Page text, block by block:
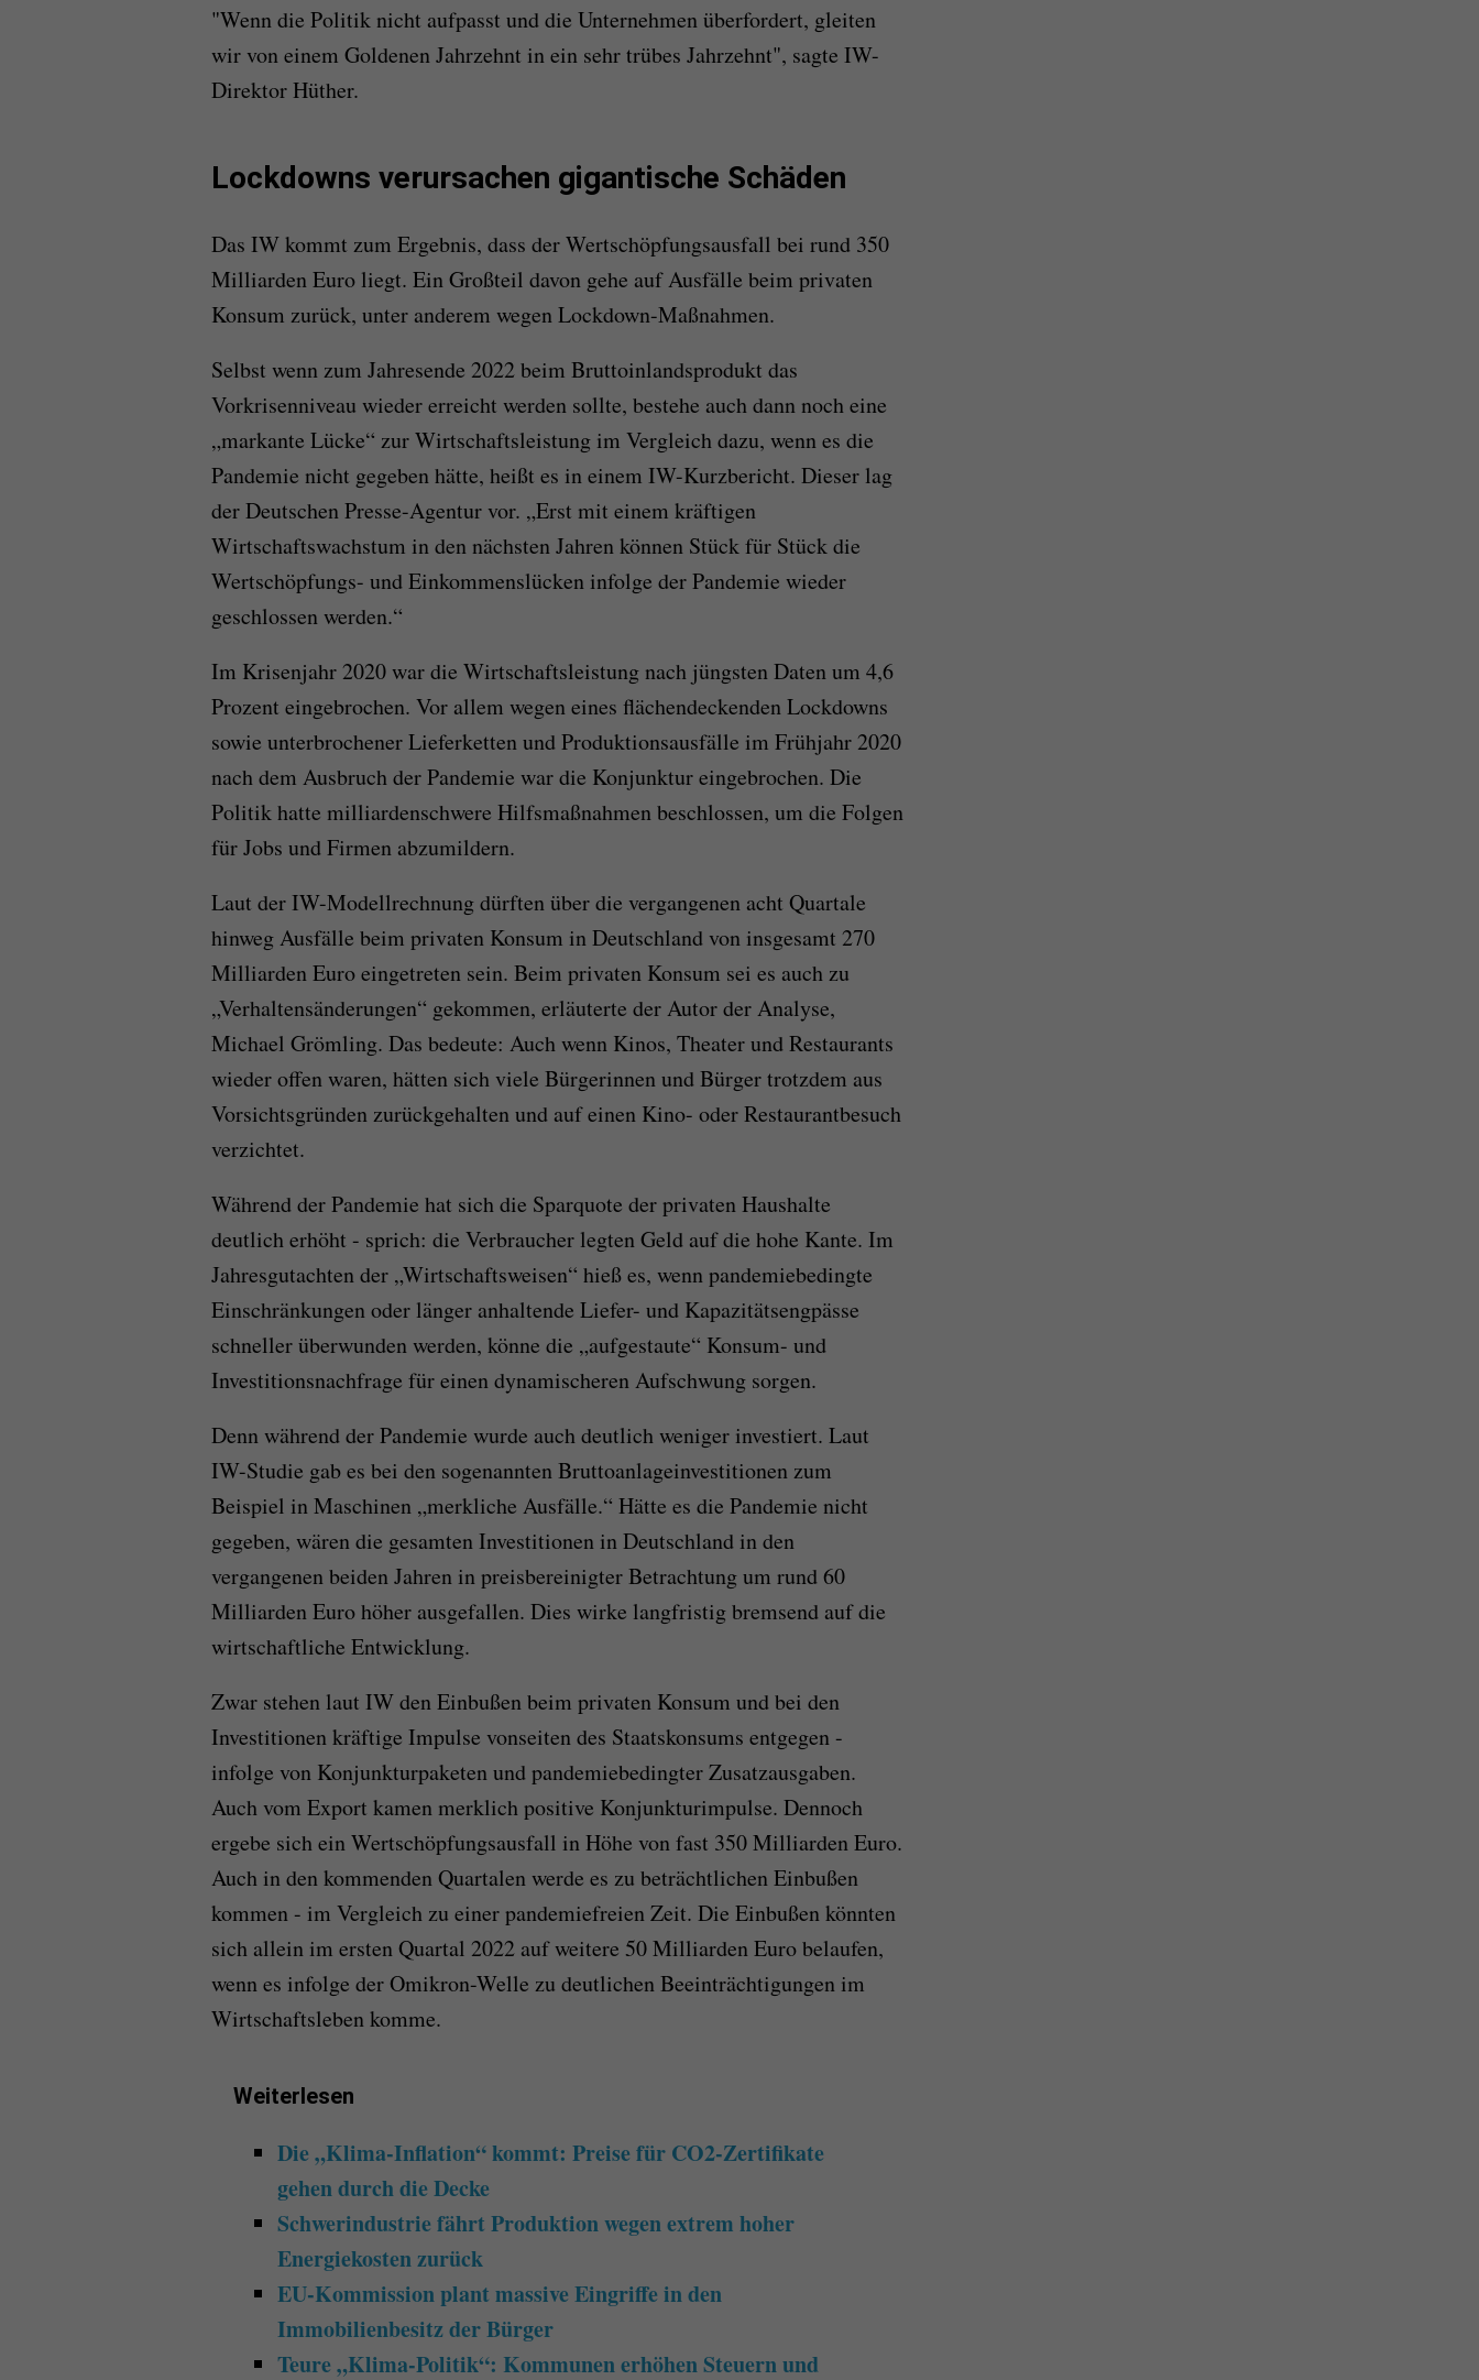
"Wenn die Politik nicht aufpasst und die Unternehmen überfordert, gleiten
wir von einem Goldenen Jahrzehnt in ein sehr trübes Jahrzehnt", sagte IW-
Direktor Hüther.
Lockdowns verursachen gigantische Schäden
Das IW kommt zum Ergebnis, dass der Wertschöpfungsausfall bei rund 350
Milliarden Euro liegt. Ein Großteil davon gehe auf Ausfälle beim privaten
Konsum zurück, unter anderem wegen Lockdown-Maßnahmen.
Selbst wenn zum Jahresende 2022 beim Bruttoinlandsprodukt das
Vorkrisenniveau wieder erreicht werden sollte, bestehe auch dann noch eine
„markante Lücke“ zur Wirtschaftsleistung im Vergleich dazu, wenn es die
Pandemie nicht gegeben hätte, heißt es in einem IW-Kurzbericht. Dieser lag
der Deutschen Presse-Agentur vor. „Erst mit einem kräftigen
Wirtschaftswachstum in den nächsten Jahren können Stück für Stück die
Wertschöpfungs- und Einkommenslücken infolge der Pandemie wieder
geschlossen werden.“
Im Krisenjahr 2020 war die Wirtschaftsleistung nach jüngsten Daten um 4,6
Prozent eingebrochen. Vor allem wegen eines flächendeckenden Lockdowns
sowie unterbrochener Lieferketten und Produktionsausfälle im Frühjahr 2020
nach dem Ausbruch der Pandemie war die Konjunktur eingebrochen. Die
Politik hatte milliardenschwere Hilfsmaßnahmen beschlossen, um die Folgen
für Jobs und Firmen abzumildern.
Laut der IW-Modellrechnung dürften über die vergangenen acht Quartale
hinweg Ausfälle beim privaten Konsum in Deutschland von insgesamt 270
Milliarden Euro eingetreten sein. Beim privaten Konsum sei es auch zu
„Verhaltensänderungen“ gekommen, erläuterte der Autor der Analyse,
Michael Grömling. Das bedeute: Auch wenn Kinos, Theater und Restaurants
wieder offen waren, hätten sich viele Bürgerinnen und Bürger trotzdem aus
Vorsichtsgründen zurückgehalten und auf einen Kino- oder Restaurantbesuch
verzichtet.
Während der Pandemie hat sich die Sparquote der privaten Haushalte
deutlich erhöht - sprich: die Verbraucher legten Geld auf die hohe Kante. Im
Jahresgutachten der „Wirtschaftsweisen“ hieß es, wenn pandemiebedingte
Einschränkungen oder länger anhaltende Liefer- und Kapazitätsengpässe
schneller überwunden werden, könne die „aufgestaute“ Konsum- und
Investitionsnachfrage für einen dynamischeren Aufschwung sorgen.
Denn während der Pandemie wurde auch deutlich weniger investiert. Laut
IW-Studie gab es bei den sogenannten Bruttoanlageinvestitionen zum
Beispiel in Maschinen „merkliche Ausfälle.“ Hätte es die Pandemie nicht
gegeben, wären die gesamten Investitionen in Deutschland in den
vergangenen beiden Jahren in preisbereinigter Betrachtung um rund 60
Milliarden Euro höher ausgefallen. Dies wirke langfristig bremsend auf die
wirtschaftliche Entwicklung.
Zwar stehen laut IW den Einbußen beim privaten Konsum und bei den
Investitionen kräftige Impulse vonseiten des Staatskonsums entgegen -
infolge von Konjunkturpaketen und pandemiebedingter Zusatzausgaben.
Auch vom Export kamen merklich positive Konjunkturimpulse. Dennoch
ergebe sich ein Wertschöpfungsausfall in Höhe von fast 350 Milliarden Euro.
Auch in den kommenden Quartalen werde es zu beträchtlichen Einbußen
kommen - im Vergleich zu einer pandemiefreien Zeit. Die Einbußen könnten
sich allein im ersten Quartal 2022 auf weitere 50 Milliarden Euro belaufen,
wenn es infolge der Omikron-Welle zu deutlichen Beeinträchtigungen im
Wirtschaftsleben komme.
Weiterlesen
Die „Klima-Inflation“ kommt: Preise für CO2-Zertifikate
gehen durch die Decke
Schwerindustrie fährt Produktion wegen extrem hoher
Energiekosten zurück
EU-Kommission plant massive Eingriffe in den
Immobilienbesitz der Bürger
Teure „Klima-Politik“: Kommunen erhöhen Steuern und